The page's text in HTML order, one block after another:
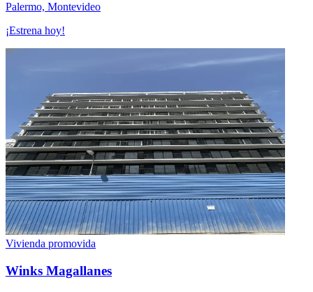
Palermo, Montevideo
¡Estrena hoy!
Vivienda promovida
Winks Magallanes